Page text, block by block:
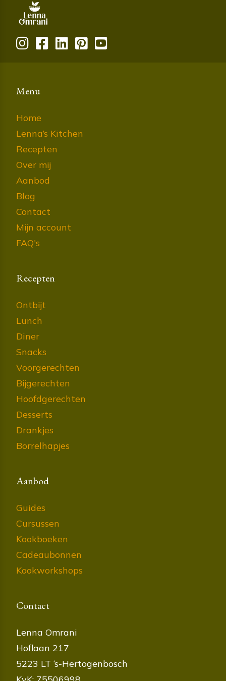
Menu
Home
Lenna’s Kitchen
Recepten
Over mij
Aanbod
Blog
Contact
Mijn account
FAQ's
Recepten
Ontbijt
Lunch
Diner
Snacks
Voorgerechten
Bijgerechten
Hoofdgerechten
Desserts
Drankjes
Borrelhapjes
Aanbod
Guides
Cursussen
Kookboeken
Cadeaubonnen
Kookworkshops
Contact
Lenna Omrani
Hoflaan 217
5223 LT ‘s-Hertogenbosch